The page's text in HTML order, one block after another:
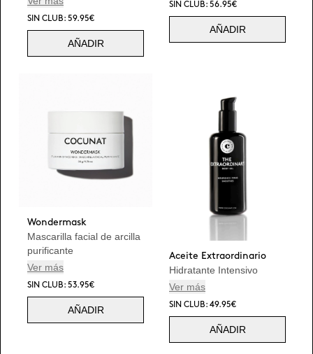
SIN CLUB: 59.95€
AÑADIR
SIN CLUB: 56.95€
AÑADIR
Wondermask
Mascarilla facial de arcilla
purificante
Ver más
SIN CLUB: 53.95€
AÑADIR
Aceite Extraordinario
Hidratante Intensivo
Ver más
SIN CLUB: 49.95€
AÑADIR